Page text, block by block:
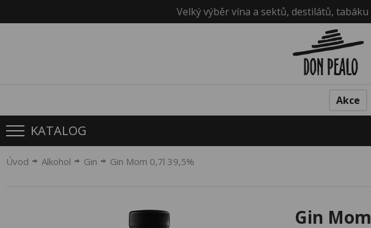
Velký výběr vína a sektů, destilátů,
Akce
KATALOG
Úvod Alkohol Gin Gin Mom 0,7l 39,5%
Gin